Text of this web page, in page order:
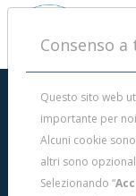
Consenso
Questo sito web
importante per
Alcuni cookie
altri sono
Selezionando “